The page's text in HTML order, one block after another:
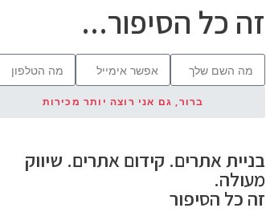
זה כל הסיפור...
ברור, גם אני רוצה יותר מכירות
בניית אתרים. קידום אתרים. שיווק
מעולה.
זה כל הסיפור